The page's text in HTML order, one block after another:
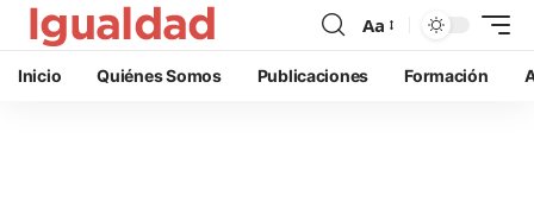
Aa
Inicio Quiénes Somos Publicaciones Formación